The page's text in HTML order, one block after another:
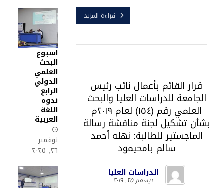
قراءة المزيد
قرار القائم بأعمال نائب رئيس
الجامعة للدراسات العليا والبحث
العلمي رقم (١٥٤) لعام ٢٠١٩م
بشأن تشكيل لجنة مناقشة رسالة
الماجستير للطالبة: نهله أحمد
سالم بامحيمود
الدراسات العليا
ديسمبر ٢٥, ٢٠١٩
اسبوع
البحث
العلمي
الدولي
الرابع
ندوه
اللغة
العربية
نوفمبر
٢٦, ٢٠٢٥